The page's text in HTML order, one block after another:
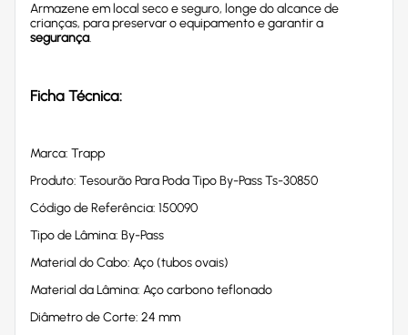
Armazene em local seco e seguro, longe do alcance de
crianças, para preservar o equipamento e garantir a
segurança.
Ficha Técnica:
Marca: Trapp
Produto: Tesourão Para Poda Tipo By-Pass Ts-30850
Código de Referência: 150090
Tipo de Lâmina: By-Pass
Material do Cabo: Aço (tubos ovais)
Material da Lâmina: Aço carbono teflonado
Diâmetro de Corte: 24 mm